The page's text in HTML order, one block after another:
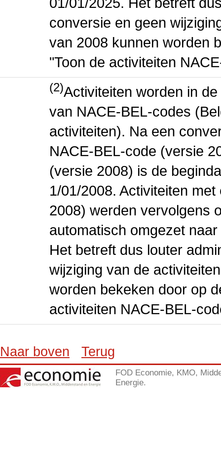
conversie en geen
van 2008 kunnen worden
"Toon de activiteiten
(2)Activiteiten worden in
van NACE-BEL-codes
activiteiten). Na een
NACE-BEL-code (versie
(versie 2008) is de
1/01/2008. Activiteiten
2008) werden vervolgens
automatisch omgezet
Het betreft dus louter
wijziging van de
worden bekeken door op
activiteiten NACE-BEL-
Naar boven Terug
FOD Economie, KMO,
Energie.